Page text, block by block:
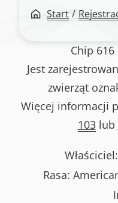
Start /
Chip 616
Jest
zwierząt
Więcej informacji
103lub
Rasa: